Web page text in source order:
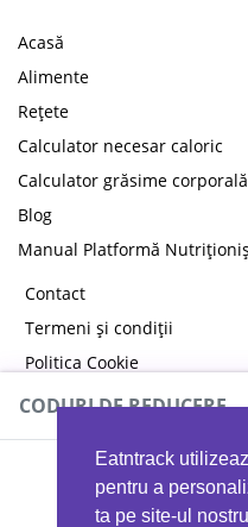
Eatntrack
pentru a
ta pe site-ul
Acasă
Alimente
Rețete
Calculator necesar caloric
Calculator grăsime corporală
Blog
Manual Platformă
Contact
Termeni și condiții
Politica Cookie
Politica de confidențialitate
CODURI DE REDUCERE